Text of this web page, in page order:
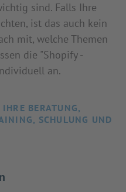
sind. Falls Ihre
ist das auch kein
mit, welche Themen
die "Shopify -
an.
BERATUNG,
SCHULUNG UND